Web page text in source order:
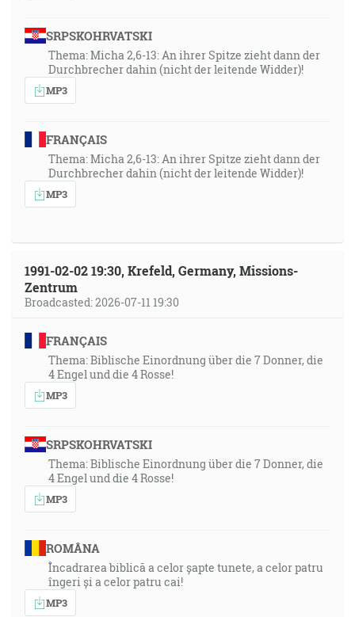
SRPSKOHRVATSKI
Thema: Micha 2,6-13: An ihrer Spitze zieht dann der
Durchbrecher dahin (nicht der leitende Widder)!
MP3
FRANÇAIS
Thema: Micha 2,6-13: An ihrer Spitze zieht dann der
Durchbrecher dahin (nicht der leitende Widder)!
MP3
1991-02-02 19:30, Krefeld, Germany, Missions-
Zentrum
Broadcasted: 2026-07-11 19:30
FRANÇAIS
Thema: Biblische Einordnung über die 7 Donner, die
4 Engel und die 4 Rosse!
MP3
SRPSKOHRVATSKI
Thema: Biblische Einordnung über die 7 Donner, die
4 Engel und die 4 Rosse!
MP3
ROMÂNA
Încadrarea biblică a celor șapte tunete, a celor patru
îngeri și a celor patru cai!
MP3